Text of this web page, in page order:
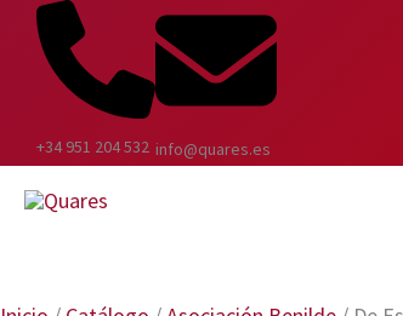
contenido
+34 951 204 532 info@quares.es